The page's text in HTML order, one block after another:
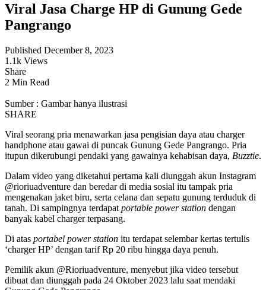
Viral Jasa Charge HP di Gunung Gede
Pangrango
Published December 8, 2023
1.1k Views
Share
2 Min Read
Sumber : Gambar hanya ilustrasi
SHARE
Viral seorang pria menawarkan jasa pengisian daya atau charger
handphone atau gawai di puncak Gunung Gede Pangrango. Pria
itupun dikerubungi pendaki yang gawainya kehabisan daya, Buzztie.
Dalam video yang diketahui pertama kali diunggah akun Instagram
@rioriuadventure dan beredar di media sosial itu tampak pria
mengenakan jaket biru, serta celana dan sepatu gunung terduduk di
tanah. Di sampingnya terdapat portable power station dengan
banyak kabel charger terpasang.
Di atas portabel power station itu terdapat selembar kertas tertulis
‘charger HP’ dengan tarif Rp 20 ribu hingga daya penuh.
Pemilik akun @Rioriuadventure, menyebut jika video tersebut
dibuat dan diunggah pada 24 Oktober 2023 lalu saat mendaki